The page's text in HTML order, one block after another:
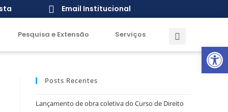
Email Institucional
Pesquisa e Extensão Serviços
Posts Recentes
Lançamento de obra coletiva do Curso de Direito
Open toolbar